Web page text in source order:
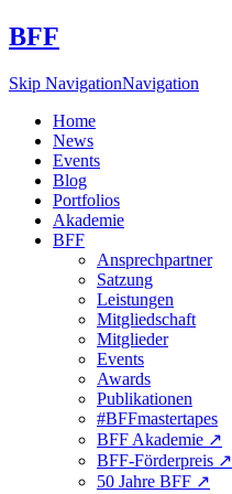
BFF
Skip NavigationNavigation
Home
News
Events
Blog
Portfolios
Akademie
BFF
Ansprechpartner
Satzung
Leistungen
Mitgliedschaft
Mitglieder
Events
Awards
Publikationen
#BFFmastertapes
BFF Akademie ↗︎
BFF-Förderpreis ↗︎
50 Jahre BFF ↗︎